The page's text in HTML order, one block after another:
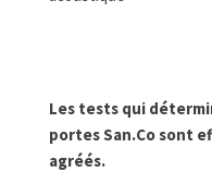
Les tests qui
portes San.Co sont
agréés.